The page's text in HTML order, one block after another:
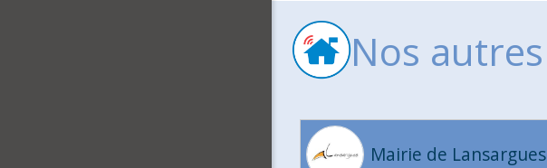
Nos autres
Mairie de Lansargues